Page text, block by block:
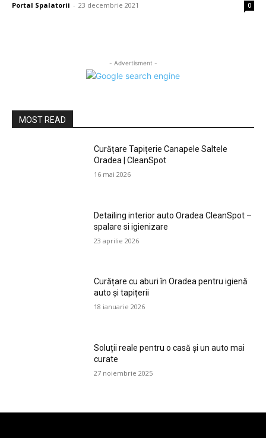
Portal Spalatorii - 23 decembrie 2021 0
- Advertisment -
MOST READ
Curățare Tapițerie Canapele Saltele
Oradea | CleanSpot
16 mai 2026
Detailing interior auto Oradea CleanSpot –
spalare si igienizare
23 aprilie 2026
Curățare cu aburi în Oradea pentru igienă
auto și tapițerii
18 ianuarie 2026
Soluții reale pentru o casă și un auto mai
curate
27 noiembrie 2025